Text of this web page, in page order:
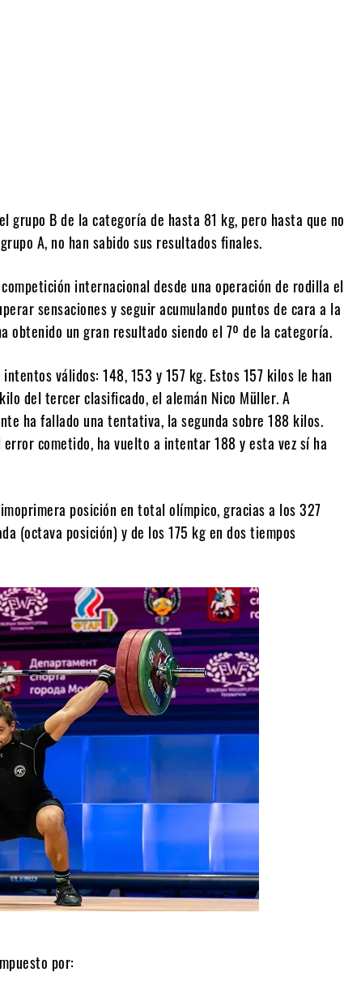
grupo B de la categoría de hasta 81 kg, pero hasta que no
A, no han sabido sus resultados finales.
internacional desde una operación de rodilla el
sensaciones y seguir acumulando puntos de cara a la
obtenido un gran resultado siendo el 7º de la categoría.
válidos: 148, 153 y 157 kg. Estos 157 kilos le han
del tercer clasificado, el alemán Nico Müller. A
ha fallado una tentativa, la segunda sobre 188 kilos.
cometido, ha vuelto a intentar 188 y esta vez sí ha
posición en total olímpico, gracias a los 327
(octava posición) y de los 175 kg en dos tiempos
por: